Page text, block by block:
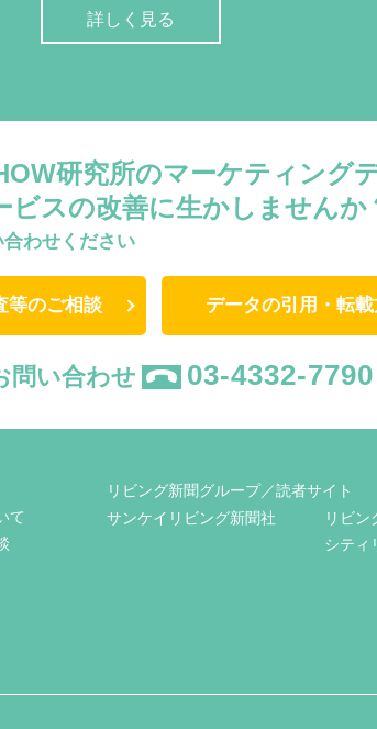
詳しく見る
研究所のマーケティング
ビスの改善に生かしませんか
わせください
等のご相談 データの引用・転
問い合わせ 03-4332-7790
て
リビング新聞グループ／読者サイト
サンケイリビング新聞社
リビン
シティ